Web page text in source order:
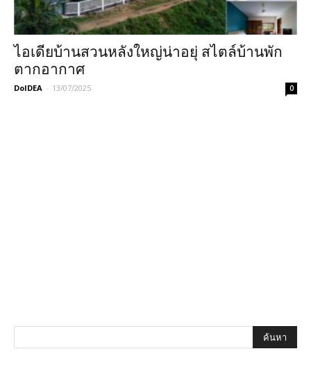
ไอเดียบ้านสวนหลังใหญ่น่าอยุ่ สไตล์บ้านพัก
ตากอากาศ
DoIDEA - 13/07/2025 0